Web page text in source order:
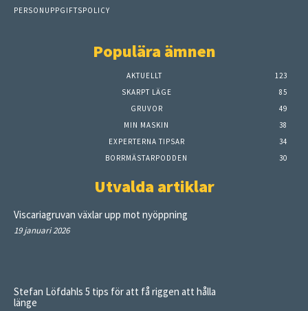
PERSONUPPGIFTSPOLICY
Populära ämnen
AKTUELLT
123
SKARPT LÄGE
85
GRUVOR
49
MIN MASKIN
38
EXPERTERNA TIPSAR
34
BORRMÄSTARPODDEN
30
Utvalda artiklar
Viscariagruvan växlar upp mot nyöppning
19 januari 2026
Stefan Löfdahls 5 tips för att få riggen att hålla
länge